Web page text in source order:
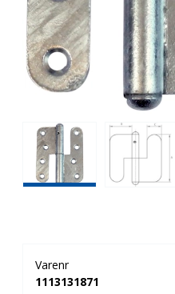
Varenr
1113131871